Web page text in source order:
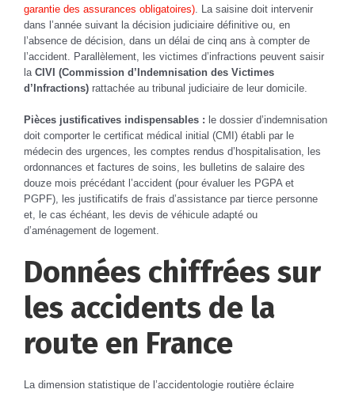
garantie des assurances obligatoires) . La saisine doit intervenir
dans l’année suivant la décision judiciaire définitive ou, en
l’absence de décision, dans un délai de cinq ans à compter de
l’accident. Parallèlement, les victimes d’infractions peuvent saisir
la CIVI (Commission d’Indemnisation des Victimes
d’Infractions) rattachée au tribunal judiciaire de leur domicile.
Pièces justificatives indispensables : le dossier d’indemnisation
doit comporter le certificat médical initial (CMI) établi par le
médecin des urgences, les comptes rendus d’hospitalisation, les
ordonnances et factures de soins, les bulletins de salaire des
douze mois précédant l’accident (pour évaluer les PGPA et
PGPF), les justificatifs de frais d’assistance par tierce personne
et, le cas échéant, les devis de véhicule adapté ou
d’aménagement de logement.
Données chiffrées sur
les accidents de la
route en France
La dimension statistique de l’accidentologie routière éclaire